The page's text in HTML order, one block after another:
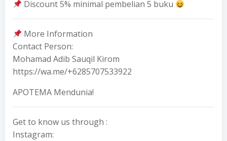
Discount 5% minimal pembelian 5 buku
More Information
Contact Person:
Mohamad Adib Sauqil Kirom
https://wa.me/+6285707533922
APOTEMA Mendunia!
Get to know us through :
Instagram: